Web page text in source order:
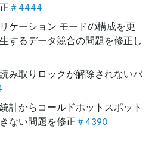
＃4444
ケーション モードの構成を更
するデータ競合の問題を修正し
み取りロックが解除されないバ
計からコールドホットスポット
ない問題を修正 ＃4390